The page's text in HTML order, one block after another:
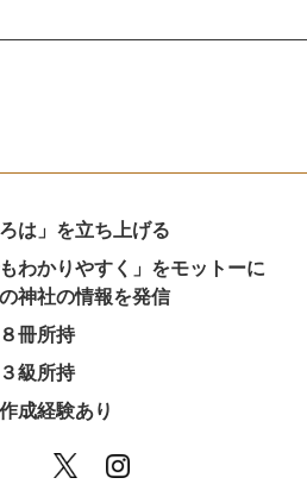
ろは」を立ち上げる
もわかりやすく」をモットーに
神社の情報を発信
冊所持
級所持
成経験あり